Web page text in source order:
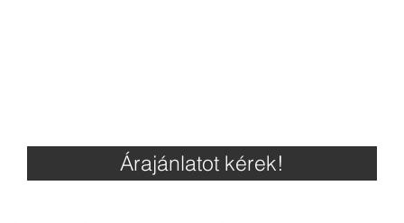
Árajánlatot kérek!